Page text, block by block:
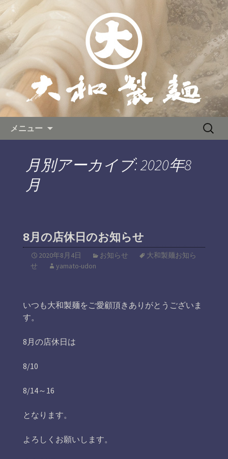
広島駅から徒歩３分!本格うど
んをセルフでご提供。「大和製
麺」の公式ブログ
広島の新熟成うどんが自慢の「大和製
麺」は広島駅南口から徒歩３分のエキ
ニシにございます。つるつる、もちも
ちの熟成うどんとこだわりの黄金ダシ
が自慢です。気軽に食べれるセルフス
タイルで学生さんからサラリーマンま
で大人気！季節のうどんもお見逃しな
く！
メニュー
検
月別アーカイブ: 2020年8
月
8月の店休日のお知らせ
2020年8月4日 お知らせ
大和製麺お知ら
せ
yamato-udon
いつも大和製麺をご愛顧頂きありがとうございま
す。
8月の店休日は
8/10
8/14～16
となります。
よろしくお願いします。